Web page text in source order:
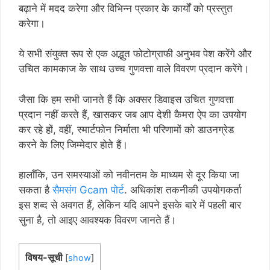
बढ़ाने में मदद करेगा और विभिन्न प्रकार के कार्यों को प्रस्तुत
करेगा।
ये सभी संयुक्त रूप से एक अद्भुत फोटोग्राफी अनुभव पेश करेंगे और
उचित कामकाज के साथ उच्च गुणवत्ता वाले विवरण प्रदान करेंगे।
जैसा कि हम सभी जानते हैं कि अक्सर डिवाइस उचित गुणवत्ता
प्रदान नहीं करते हैं, खासकर जब आप देशी कैमरा ऐप का उपयोग
कर रहे हों, वहीं, स्मार्टफोन निर्माता भी परिणामों को डाउनग्रेड
करने के लिए जिम्मेदार होते हैं।
हालाँकि, उन समस्याओं को नवीनतम के माध्यम से दूर किया जा
सकता हैसैमसंग Gcam पोर्ट. अधिकांश तकनीकी उपयोगकर्ता
इस शब्द से अवगत हैं, लेकिन यदि आपने इसके बारे में पहली बार
सुना है, तो आइए आवश्यक विवरण जानते हैं।
विषय-सूची [show]